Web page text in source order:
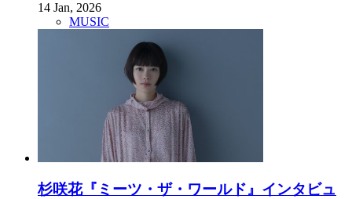
14 Jan, 2026
MUSIC
杉咲花『ミーツ・ザ・ワールド』インタビュ